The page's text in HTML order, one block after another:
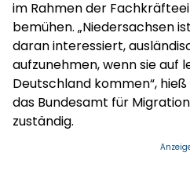
im Rahmen der
bemühen. „Niedersachsen
daran interessiert,
aufzunehmen, wenn sie auf
Deutschland kommen“,
das Bundesamt für
zuständig.